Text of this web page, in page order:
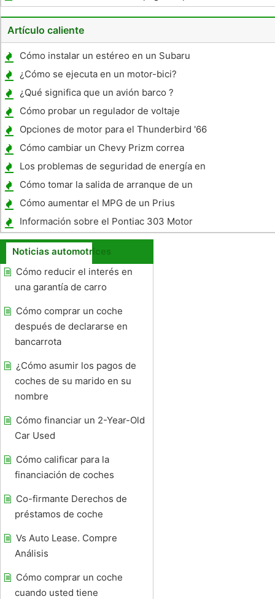
préstamo de coche
Artículo caliente
Cómo instalar un estéreo en un Subaru
Outback
¿Cómo se ejecuta en un motor-bici?
¿Qué significa que un avión barco ?
Cómo probar un regulador de voltaje
positivo
Opciones de motor para el Thunderbird '66
Cómo cambiar un Chevy Prizm correa
serpentina 1999
Los problemas de seguridad de energía en
un Nissan 350Z
Cómo tomar la salida de arranque de un
2002 Ford Taurus
Cómo aumentar el MPG de un Prius
Información sobre el Pontiac 303 Motor
Noticias automotrices
Cómo reducir el interés en
una garantía de carro
Cómo comprar un coche
después de declararse en
bancarrota
¿Cómo asumir los pagos de
coches de su marido en su
nombre
Cómo financiar un 2-Year-Old
Car Used
Cómo calificar para la
financiación de coches
Co-firmante Derechos de
préstamos de coche
Vs Auto Lease. Compre
Análisis
Cómo comprar un coche
cuando usted tiene